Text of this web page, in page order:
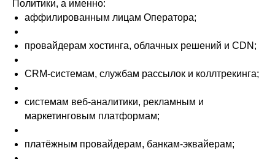
Политики, а именно:
аффилированным лицам Оператора;
провайдерам хостинга, облачных решений и CDN;
CRM-системам, службам рассылок и коллтрекинга;
системам веб-аналитики, рекламным и
маркетинговым платформам;
платёжным провайдерам, банкам-эквайерам;